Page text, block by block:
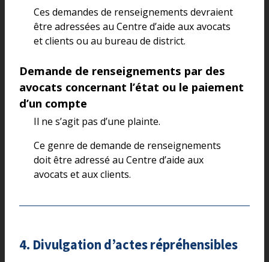
Ces demandes de renseignements devraient
être adressées au Centre d’aide aux avocats
et clients ou au bureau de district.
Demande de renseignements par des
avocats concernant l’état ou le paiement
d’un compte
Il ne s’agit pas d’une plainte.
Ce genre de demande de renseignements
doit être adressé au Centre d’aide aux
avocats et aux clients.
4. Divulgation d’actes répréhensibles